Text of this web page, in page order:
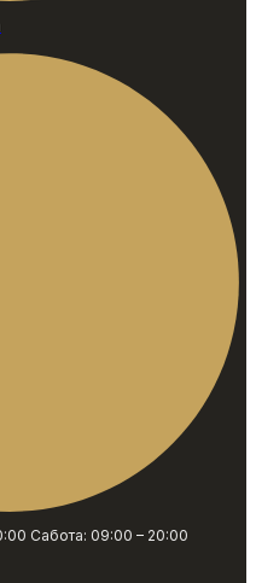
Сабота: 09:00 – 20:00